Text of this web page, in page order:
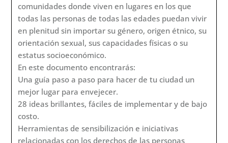
comunidades donde viven en lugares en los que
todas las personas de todas las edades puedan vivir
en plenitud sin importar su género, origen étnico, su
orientación sexual, sus capacidades físicas o su
estatus socioeconómico.
En este documento encontrarás:
Una guía paso a paso para hacer de tu ciudad un
mejor lugar para envejecer.
28 ideas brillantes, fáciles de implementar y de bajo
costo.
Herramientas de sensibilización e iniciativas
relacionadas con los derechos de las personas